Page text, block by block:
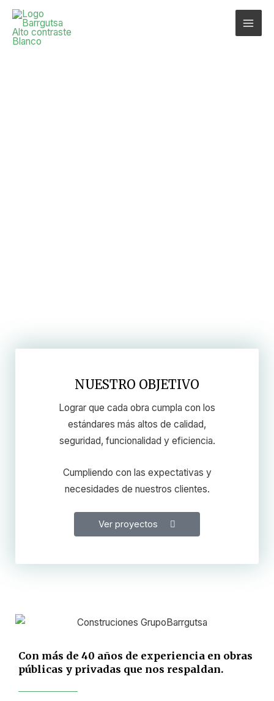
NUESTRO OBJETIVO
Lograr que cada obra cumpla con los
estándares más altos de calidad,
seguridad, funcionalidad y eficiencia.
Cumpliendo con las expectativas y
necesidades de nuestros clientes.
Ver proyectos
Con más de 40 años de experiencia en obras
públicas y privadas que nos respaldan.